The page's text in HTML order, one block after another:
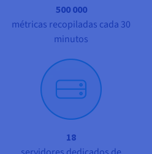
500 000
métricas recopiladas cada 30
minutos
18